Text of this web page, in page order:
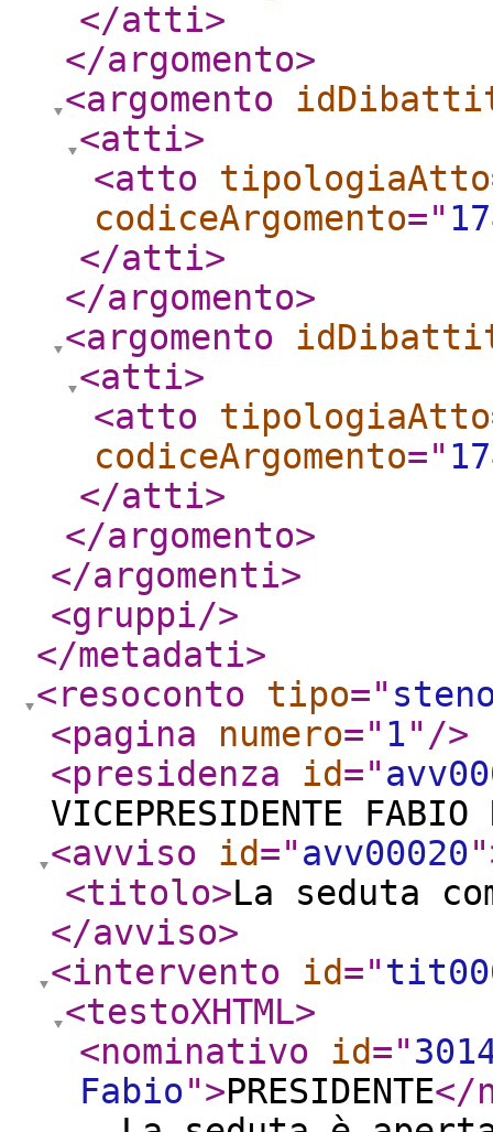
</atti>
</argomento>
<argomento
<atti>
<atto
tipologiaAtto
codiceArgomento="
</atti>
</argomento>
<argomento
<atti>
<atto
tipologiaAtto
codiceArgomento="
</atti>
</argomento>
</argomenti>
<gruppi/>
</metadati>
<resoconto
tipo="
<pagina
numero=" 1" />
<presidenza
id="
VICEPRESIDENTE FABIO
<avviso
id="avv00020"
<titolo>La seduta
</avviso>
<intervento
id="
<testoXHTML>
<nominativo
id="
Fabio">PRESIDENTE</